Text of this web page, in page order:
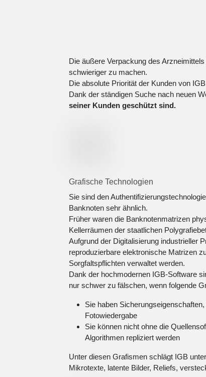
Die äußere Verpackung des
schwieriger zu machen.
Die absolute Priorität der Kunden von
Dank der ständigen Suche nach neuen
seiner Kunden geschützt sind.
Grafische Technologien
Sie sind den
Banknoten sehr ähnlich.
Früher waren die Banknotenmatrizen
Kellerräumen der staatlichen
Aufgrund der Digitalisierung industrieller
reproduzierbare elektronische Matrizen
Sorgfaltspflichten verwaltet werden.
Dank der hochmodernen IGB-Software
nur schwer zu fälschen, wenn folgende
Sie haben
Fotowiedergabe
Sie können nicht ohne die
Algorithmen repliziert werden
Unter diesen Grafismen schlägt IGB
Mikrotexte, latente Bilder, Reliefs,